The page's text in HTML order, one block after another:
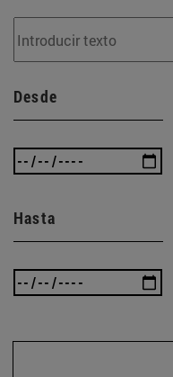
Desde
Hasta